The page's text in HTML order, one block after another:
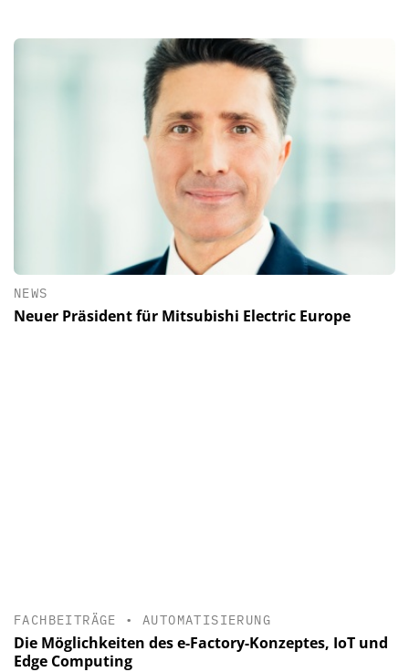
NEWS
Neuer Präsident für Mitsubishi Electric Europe
FACHBEITRÄGE • AUTOMATISIERUNG
Die Möglichkeiten des e-Factory-Konzeptes, IoT und
Edge Computing